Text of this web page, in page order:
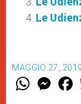
Le
MAGGIO 27,
W M
e
F
a